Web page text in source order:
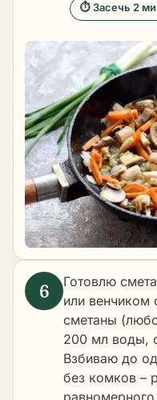
⏱ Засечь 2
Готовлю
или венчиком
сметаны
200 мл воды,
Взбиваю до
без комков –